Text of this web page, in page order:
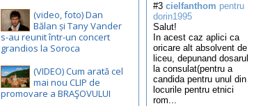
#3 cielfanthom pentru
dorin1995
Salut!
In acest caz aplici ca
oricare alt absolvent de
liceu, depunand dosarul
la consulat(pentru a
candida pentru unul din
locurile pentru etnici
rom...
(video, foto) Dan
Bălan și Tany Vander
s-au reunit într-un concert
grandios la Soroca
(VIDEO) Cum arată cel
mai nou CLIP de
promovare a BRAŞOVULUI